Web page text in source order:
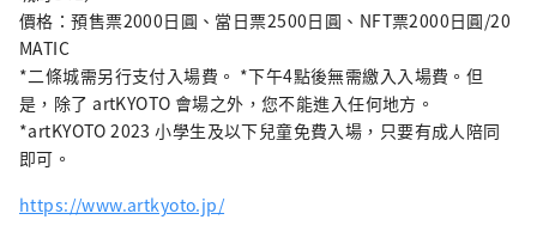
域拓展合作共創的契機。
島新產業都市創造機構（株式會社）/秘書處：
健康都市設計研究所
https://yumeshimakikou.org/ 每日新聞大
06-6136-8803
價格：預售票2000日圓、當日票2500日圓、NFT票2000日圓/20
MATIC
*二條城需另行支付入場費。 *下午4點後無需繳入入場費。但
是，除了 artKYOTO 會場之外，您不能進入任何地方。
*artKYOTO 2023 小學生及以下兒童免費入場，只要有成人陪同
即可。
https://www.artkyoto.jp/